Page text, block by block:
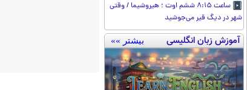
ساعت ۸:۱۵ ششم اوت ؛ هیروشیما / وقتی
شهر در دیگ قیر می‌جوشید
آموزش زبان انگلیسی بیشتر »»